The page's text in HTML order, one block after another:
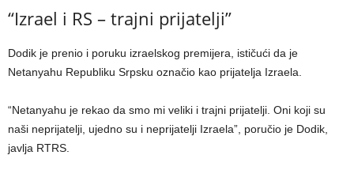
“Izrael i RS – trajni prijatelji”
Dodik je prenio i poruku izraelskog premijera, ističući da je
Netanyahu Republiku Srpsku označio kao prijatelja Izraela.
“Netanyahu je rekao da smo mi veliki i trajni prijatelji. Oni koji su
naši neprijatelji, ujedno su i neprijatelji Izraela”, poručio je Dodik,
javlja RTRS.